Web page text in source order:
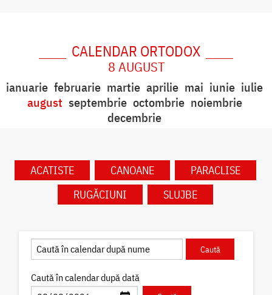
CALENDAR ORTODOX
8 AUGUST
ianuarie februarie martie aprilie mai iunie iulie
august septembrie octombrie noiembrie
decembrie
ACATISTE CANOANE
PARACLISE
RUGĂCIUNI
SLUJBE
Caută în calendar după dată